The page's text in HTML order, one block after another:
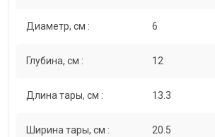
Диаметр, см : 6
Глубина, см : 12
Длина тары, см : 13.3
Ширина тары, см : 20.5